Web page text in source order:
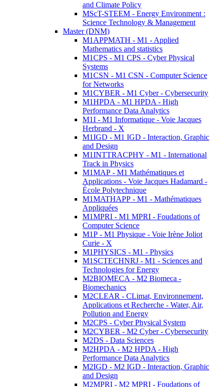
and Climate Policy
MScT-STEEM - Energy Environment :
Science Technology & Management
Master (DNM)
M1APPMATH - M1 - Applied
Mathematics and statistics
M1CPS - M1 CPS - Cyber Physical
Systems
M1CSN - M1 CSN - Computer Science
for Networks
M1CYBER - M1 Cyber - Cybersecurity
M1HPDA - M1 HPDA - High
Performance Data Analytics
M1I - M1 Informatique - Voie Jacques
Herbrand - X
M1IGD - M1 IGD - Interaction, Graphic
and Design
M1INTTRACPHY - M1 - International
Track in Physics
M1MAP - M1 Mathématiques et
Applications - Voie Jacques Hadamard -
École Polytechnique
M1MATHAPP - M1 - Mathématiques
Appliquées
M1MPRI - M1 MPRI - Foudations of
Computer Science
M1P - M1 Physique - Voie Irène Joliot
Curie - X
M1PHYSICS - M1 - Physics
M1SCTECHNRJ - M1 - Sciences and
Technologies for Energy
M2BIOMECA - M2 Biomeca -
Biomechanics
M2CLEAR - CLimat, Environnement,
Applications et Recherche - Water, Air,
Pollution and Energy
M2CPS - Cyber Physical System
M2CYBER - M2 Cyber - Cybersecurity
M2DS - Data Sciences
M2HPDA - M2 HPDA - High
Performance Data Analytics
M2IGD - M2 IGD - Interaction, Graphic
and Design
M2MPRI - M2 MPRI - Foudations of